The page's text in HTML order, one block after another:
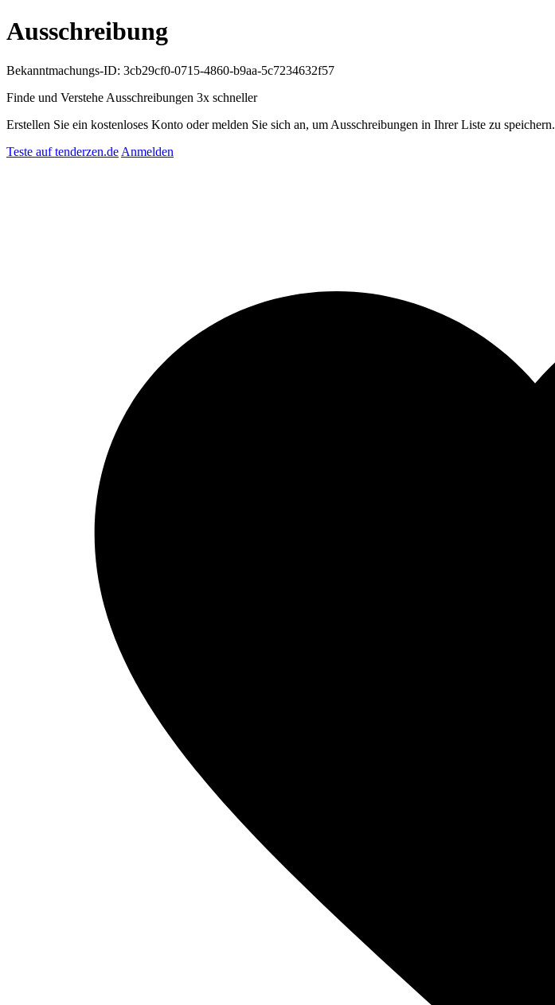
Ausschreibung
Bekanntmachungs-ID: 3cb29cf0-0715-4860-b9aa-5c7234632f57
Finde und Verstehe Ausschreibungen 3x schneller
Erstellen Sie ein kostenloses Konto oder melden Sie sich an, um Ausschreibungen in Ihrer Liste zu speichern.
Teste auf tenderzen.de Anmelden